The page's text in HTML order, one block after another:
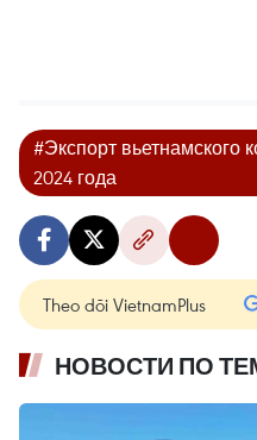
#Экспорт вьетнамского
2024 года
Theo dõi VietnamPlus
НОВОСТИ ПО